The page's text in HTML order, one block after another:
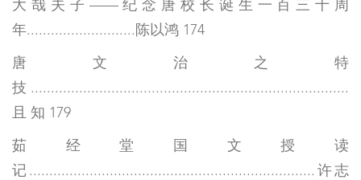
大哉夫子——纪念唐校长诞生一百三十周
年...........................陈以鸿 174
唐文治之特
技...............................................................................
且 知 179
茹经堂国文授读
记.......................................................................许志